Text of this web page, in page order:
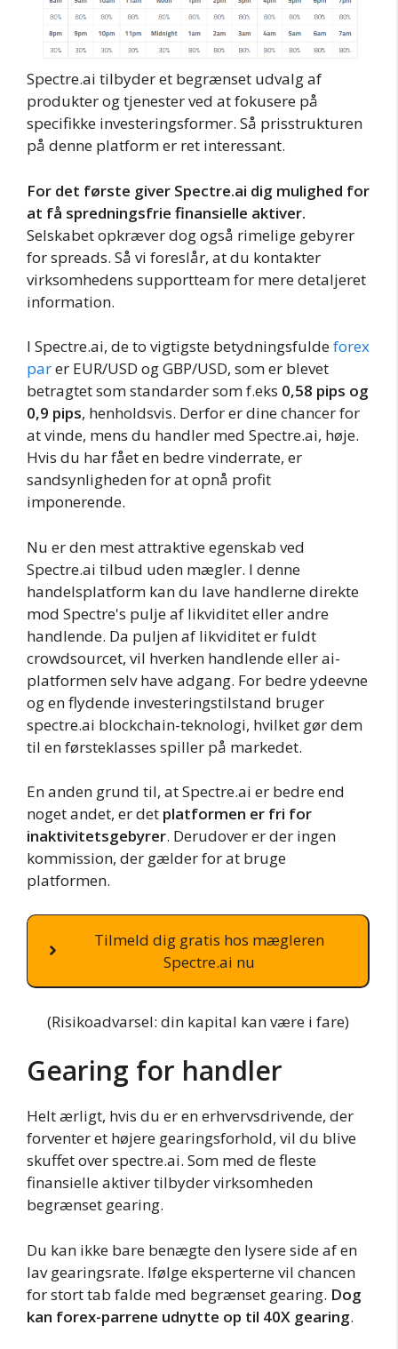
Spectre.ai tilbyder et begrænset udvalg af
produkter og tjenester ved at fokusere på
specifikke investeringsformer. Så prisstrukturen
på denne platform er ret interessant.
For det første giver Spectre.ai dig mulighed for
at få spredningsfrie finansielle aktiver.
Selskabet opkræver dog også rimelige gebyrer
for spreads. Så vi foreslår, at du kontakter
virksomhedens supportteam for mere detaljeret
information.
I Spectre.ai, de to vigtigste betydningsfuldeforex
parer EUR/USD og GBP/USD, som er blevet
betragtet som standarder som f.eks 0,58 pips og
0,9 pips, henholdsvis. Derfor er dine chancer for
at vinde, mens du handler med Spectre.ai, høje.
Hvis du har fået en bedre vinderrate, er
sandsynligheden for at opnå profit
imponerende.
Nu er den mest attraktive egenskab ved
Spectre.ai tilbud uden mægler. I denne
handelsplatform kan du lave handlerne direkte
mod Spectre's pulje af likviditet eller andre
handlende. Da puljen af likviditet er fuldt
crowdsourcet, vil hverken handlende eller ai-
platformen selv have adgang. For bedre ydeevne
og en flydende investeringstilstand bruger
spectre.ai blockchain-teknologi, hvilket gør dem
til en førsteklasses spiller på markedet.
En anden grund til, at Spectre.ai er bedre end
noget andet, er det platformen er fri for
inaktivitetsgebyrer. Derudover er der ingen
kommission, der gælder for at bruge
platformen.
Tilmeld dig gratis hos mægleren
Spectre.ai nu
(Risikoadvarsel: din kapital kan være i fare)
Gearing for handler
Helt ærligt, hvis du er en erhvervsdrivende, der
forventer et højere gearingsforhold, vil du blive
skuffet over spectre.ai. Som med de fleste
finansielle aktiver tilbyder virksomheden
begrænset gearing.
Du kan ikke bare benægte den lysere side af en
lav gearingsrate. Ifølge eksperterne vil chancen
for stort tab falde med begrænset gearing. Dog
kan forex-parrene udnytte op til 40X gearing.